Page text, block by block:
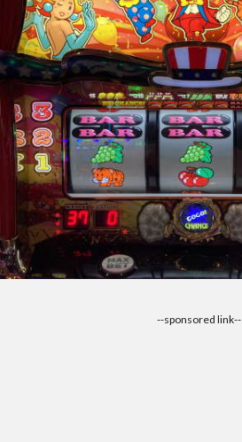
--sponsored link--